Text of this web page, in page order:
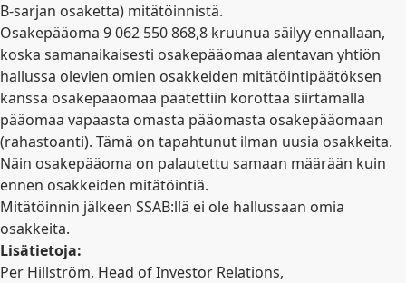
B-sarjan osaketta) mitätöinnistä.
Osakepääoma 9 062 550 868,8 kruunua säilyy ennallaan,
koska samanaikaisesti osakepääomaa alentavan yhtiön
hallussa olevien omien osakkeiden mitätöintipäätöksen
kanssa osakepääomaa päätettiin korottaa siirtämällä
pääomaa vapaasta omasta pääomasta osakepääomaan
(rahastoanti). Tämä on tapahtunut ilman uusia osakkeita.
Näin osakepääoma on palautettu samaan määrään kuin
ennen osakkeiden mitätöintiä.
Mitätöinnin jälkeen SSAB:llä ei ole hallussaan omia
osakkeita.
Lisätietoja:
Per Hillström, Head of Investor Relations,